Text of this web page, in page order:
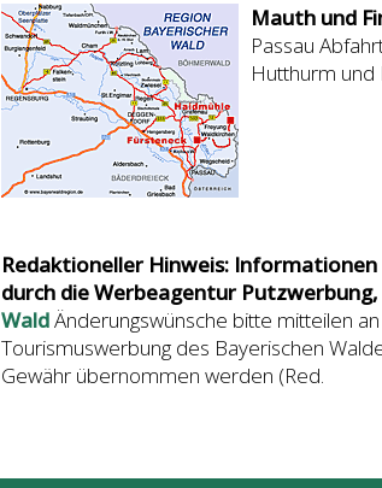
Mauth und
Passau
Hutthurm und
Redaktioneller Hinweis:
durch die Werbeagentur
WaldÄnderungswünsche bitte mitteilen
Tourismuswerbung des Bayerischen
Gewähr übernommen werden (Red.